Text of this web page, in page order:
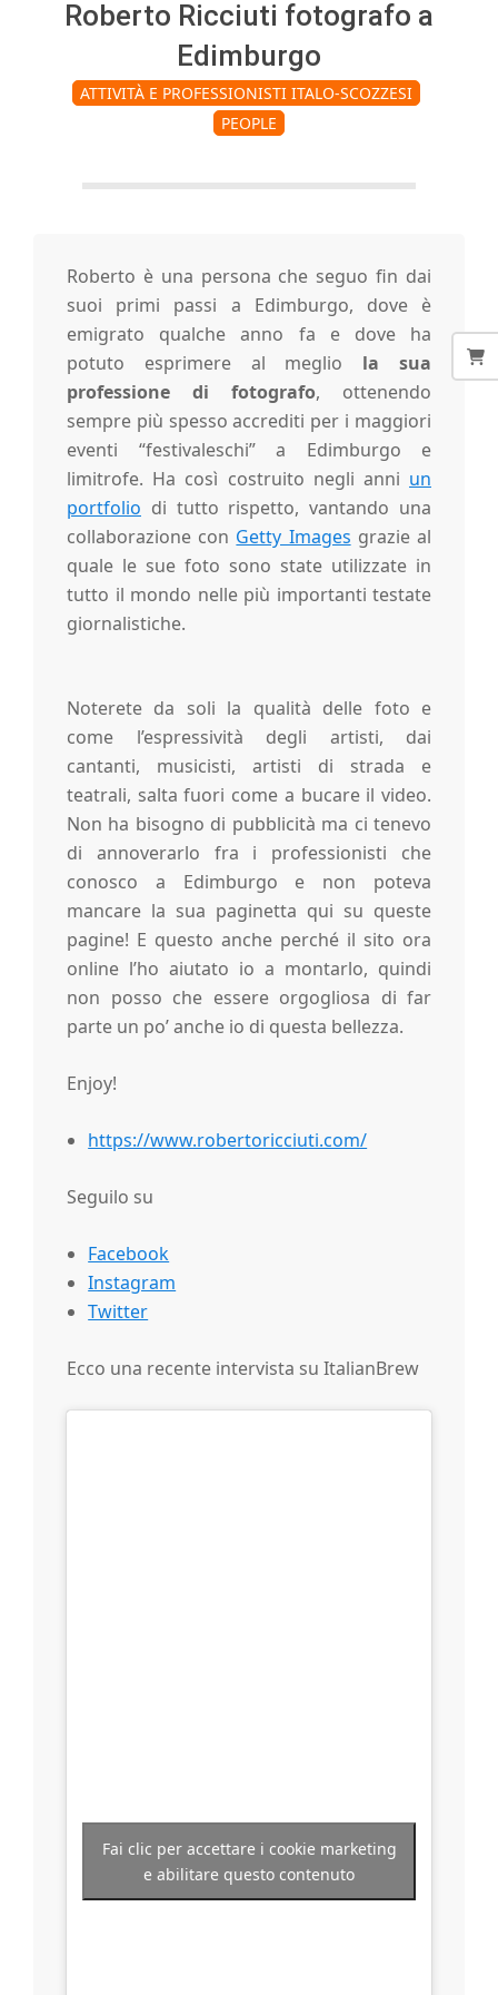
Roberto Ricciuti fotografo a
Edimburgo
ATTIVITÀ E PROFESSIONISTI ITALO-SCOZZESI
PEOPLE
Roberto è una persona che seguo fin dai
suoi primi passi a Edimburgo, dove è
emigrato qualche anno fa e dove ha
potuto esprimere al meglio la sua
professione di fotografo, ottenendo
sempre più spesso accrediti per i maggiori
eventi “festivaleschi” a Edimburgo e
limitrofe. Ha così costruito negli anni un
portfolio di tutto rispetto, vantando una
collaborazione con Getty Images grazie al
quale le sue foto sono state utilizzate in
tutto il mondo nelle più importanti testate
giornalistiche.
Noterete da soli la qualità delle foto e
come l’espressività degli artisti, dai
cantanti, musicisti, artisti di strada e
teatrali, salta fuori come a bucare il video.
Non ha bisogno di pubblicità ma ci tenevo
di annoverarlo fra i professionisti che
conosco a Edimburgo e non poteva
mancare la sua paginetta qui su queste
pagine! E questo anche perché il sito ora
online l’ho aiutato io a montarlo, quindi
non posso che essere orgogliosa di far
parte un po’ anche io di questa bellezza.
Enjoy!
https://www.robertoricciuti.com/
Seguilo su
Facebook
Instagram
Twitter
Ecco una recente intervista su ItalianBrew
Fai clic per accettare i cookie marketing
e abilitare questo contenuto